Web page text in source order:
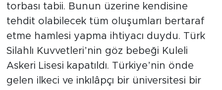
torbası tabii. Bunun üzerine kendisine
tehdit olabilecek tüm oluşumları bertaraf
etme hamlesi yapma ihtiyacı duydu. Türk
Silahlı Kuvvetleri’nin göz bebeği Kuleli
Askeri Lisesi kapatıldı. Türkiye’nin önde
gelen ilkeci ve inkılâpçı bir üniversitesi bir